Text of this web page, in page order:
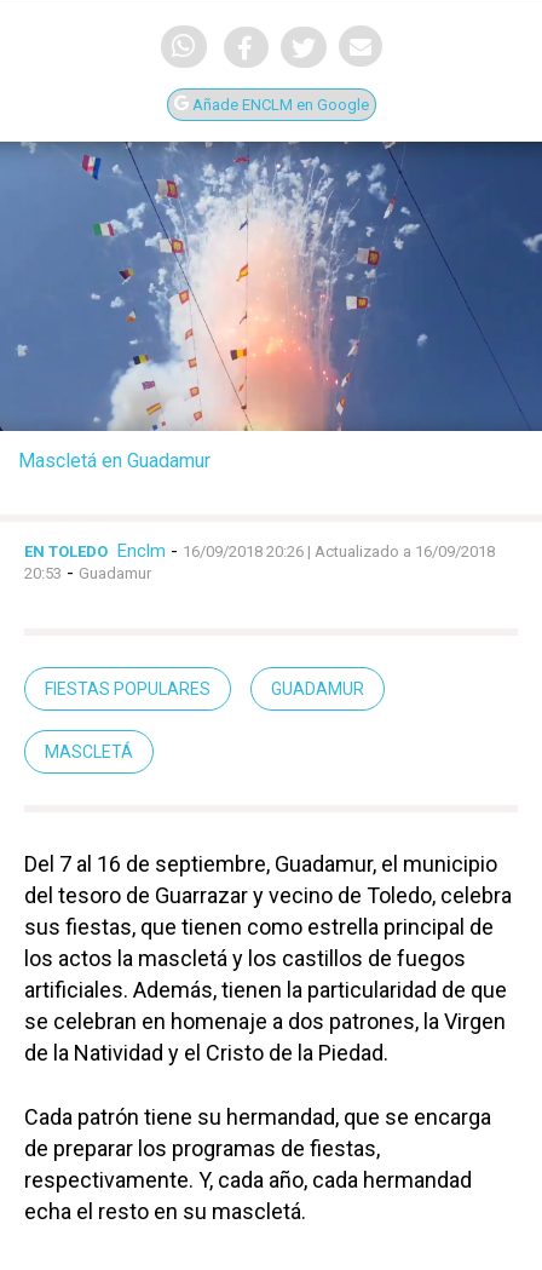
Añade ENCLM en Google
Mascletá en Guadamur
EN TOLEDO Enclm - 16/09/2018 20:26 | Actualizado a 16/09/2018
20:53 - Guadamur
FIESTAS POPULARES GUADAMUR
MASCLETÁ
Del 7 al 16 de septiembre, Guadamur, el municipio
del tesoro de Guarrazar y vecino de Toledo, celebra
sus fiestas, que tienen como estrella principal de
los actos la mascletá y los castillos de fuegos
artificiales. Además, tienen la particularidad de que
se celebran en homenaje a dos patrones, la Virgen
de la Natividad y el Cristo de la Piedad.
Cada patrón tiene su hermandad, que se encarga
de preparar los programas de fiestas,
respectivamente. Y, cada año, cada hermandad
echa el resto en su mascletá.